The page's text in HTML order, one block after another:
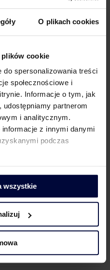
O plikach cookies
cookie
spersonalizowania treści
społecznościowe i
Informacje o tym, jak
partnerom
i analitycznym.
z innymi danymi
podczas
wszystkie
marketing i komunikacja
Komunikacji
127 570